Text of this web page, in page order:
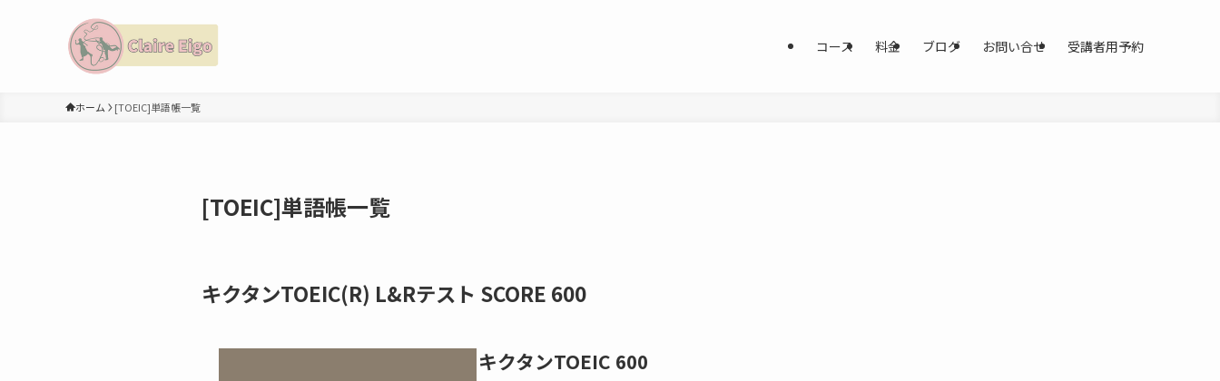
コース 料金 ブログ お問い合せ 受講者用予約
ホーム [TOEIC]単語帳一覧
[TOEIC]単語帳一覧
キクタンTOEIC(R) L&Rテスト SCORE 600
キクタンTOEIC 600